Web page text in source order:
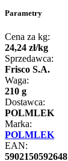
Parametry
Cena za kg:
24,24 zł/kg
Sprzedawca:
Frisco S.A.
Waga:
210 g
Dostawca:
POLMLEK
Marka:
POLMLEK
EAN:
5902150592648